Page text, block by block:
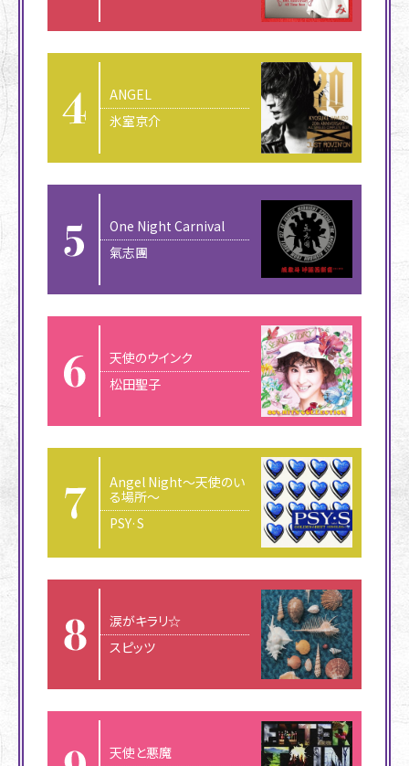
ANGEL
氷室京介
One Night Carnival
氣志團
天使のウインク
松田聖子
Angel Night〜天使のい
る場所〜
PSY·S
涙がキラリ☆
スピッツ
天使と悪魔